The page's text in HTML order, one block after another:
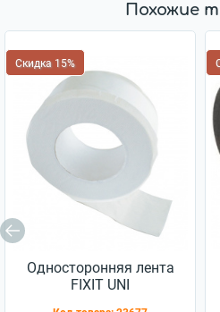
Похожие
Скидка 15%
Односторонняя лента
FIXIT UNI